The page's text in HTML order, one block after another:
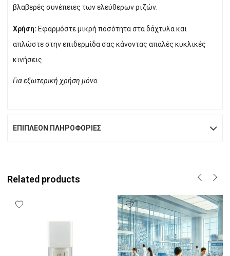
βλαβερές συνέπειες των ελεύθερων ριζών.
Χρήση: Εφαρμόστε μικρή ποσότητα στα δάχτυλα και
απλώστε στην επιδερμίδα σας κάνοντας απαλές κυκλικές
κινήσεις.
Για εξωτερική χρήση μόνο.
ΕΠΙΠΛΈΟΝ ΠΛΗΡΟΦΟΡΊΕΣ
Related products